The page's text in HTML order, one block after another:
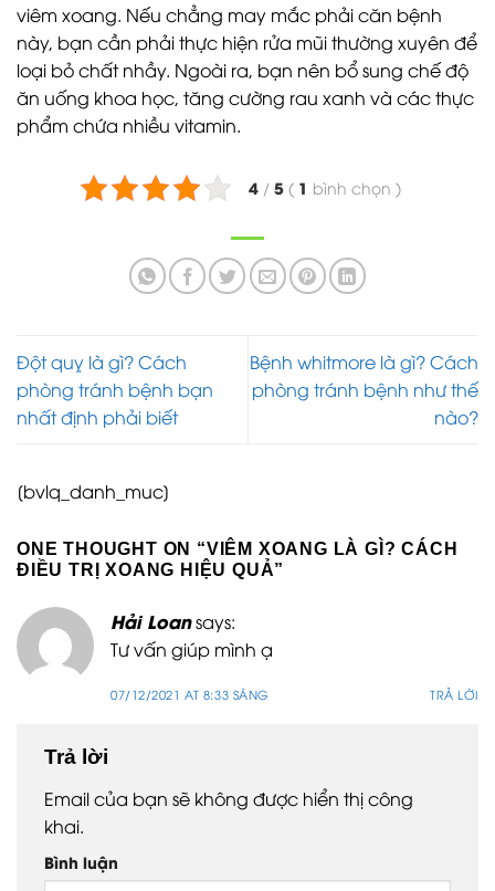
viêm xoang. Nếu chẳng may mắc phải căn bệnh
này, bạn cần phải thực hiện rửa mũi thường xuyên để
loại bỏ chất nhầy. Ngoài ra, bạn nên bổ sung chế độ
ăn uống khoa học, tăng cường rau xanh và các thực
phẩm chứa nhiều vitamin.
4 / 5 ( 1 bình chọn )
Đột quỵ là gì? Cách
phòng tránh bệnh bạn
nhất định phải biết
Bệnh whitmore là gì? Cách
phòng tránh bệnh như thế
nào?
[bvlq_danh_muc]
ONE THOUGHT ON “VIÊM XOANG LÀ GÌ? CÁCH
ĐIỀU TRỊ XOANG HIỆU QUẢ”
Hải Loansays:
Tư vấn giúp mình ạ
07/12/2021 AT 8:33 SÁNG TRẢ LỜI
Trả lời
Email của bạn sẽ không được hiển thị công
khai.
Bình luận